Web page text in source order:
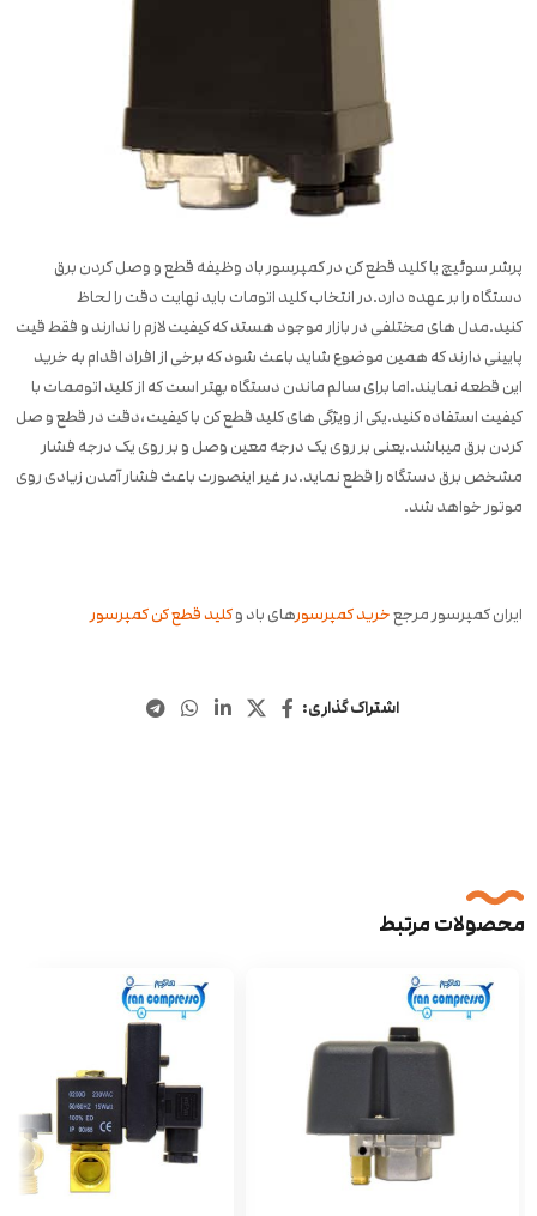
پرشر سوئیچ یا کلید قطع کن در کمپرسور باد وظیفه قطع و وصل کردن برق
دستگاه را بر عهده دارد.در انتخاب کلید اتومات باید نهایت دقت را لحاظ
کنید.مدل های مختلفی در بازار موجود هستد که کیفیت لازم را ندارند و فقط قیت
پایینی دارند که همین موضوع شاید باعث شود که برخی از افراد اقدام به خرید
این قطعه نمایند.اما برای سالم ماندن دستگاه بهتر است که از کلید اتوممات با
کیفیت استفاده کنید.یکی از ویژگی های کلید قطع کن با کیفیت،دقت در قطع و صل
کردن برق میباشد.یعنی بر روی یک درجه معین وصل و بر روی یک درجه فشار
مشخص برق دستگاه را قطع نماید.در غیر اینصورت باعث فشار آمدن زیادی روی
موتور خواهد شد.
ایران کمپرسور مرجعخرید کمپرسورهای باد وکلید قطع کن کمپرسور
اشتراک گذاری:
محصولات مرتبط